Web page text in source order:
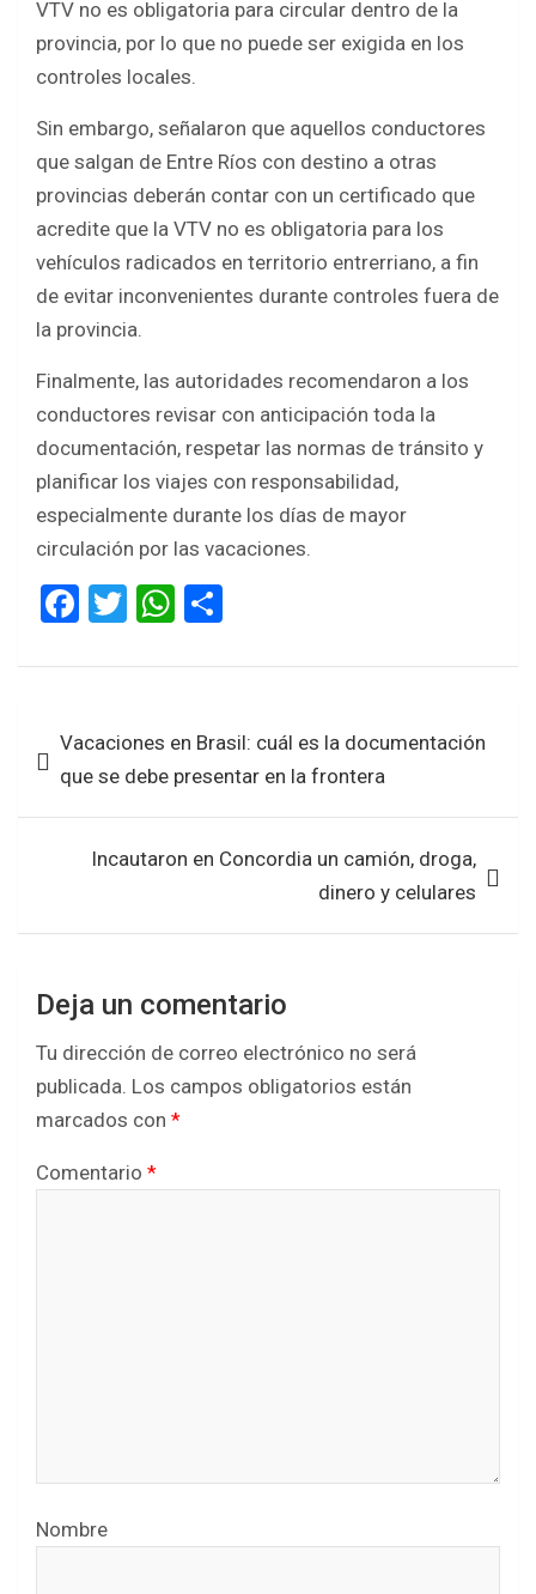
VTV no es obligatoria para circular dentro de la
provincia, por lo que no puede ser exigida en los
controles locales.
Sin embargo, señalaron que aquellos conductores
que salgan de Entre Ríos con destino a otras
provincias deberán contar con un certificado que
acredite que la VTV no es obligatoria para los
vehículos radicados en territorio entrerriano, a fin
de evitar inconvenientes durante controles fuera de
la provincia.
Finalmente, las autoridades recomendaron a los
conductores revisar con anticipación toda la
documentación, respetar las normas de tránsito y
planificar los viajes con responsabilidad,
especialmente durante los días de mayor
circulación por las vacaciones.
F
ce
o
o
k
T
tt
W
at
A
p
p
ar
de
entradas
Vacaciones en Brasil: cuál es la documentación
que se debe presentar en la frontera
Incautaron en Concordia un camión, droga,
dinero y celulares
Deja un comentario
Tu dirección de correo electrónico no será
publicada. Los campos obligatorios están
marcados con *
Comentario *
Nombre